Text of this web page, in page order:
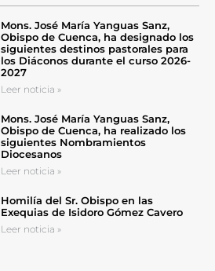
Mons. José María Yanguas Sanz,
Obispo de Cuenca, ha designado los
siguientes destinos pastorales para
los Diáconos durante el curso 2026-
2027
Leer noticia »
Mons. José María Yanguas Sanz,
Obispo de Cuenca, ha realizado los
siguientes Nombramientos
Diocesanos
Leer noticia »
Homilía del Sr. Obispo en las
Exequias de Isidoro Gómez Cavero
Leer noticia »